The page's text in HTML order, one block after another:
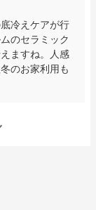
冷えケアが行
のセラミック
ますね。人感
のお家利用も